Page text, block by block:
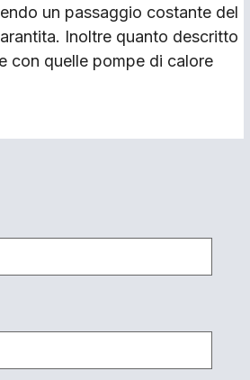
un passaggio costante del
Inoltre quanto descritto
con quelle pompe di calore